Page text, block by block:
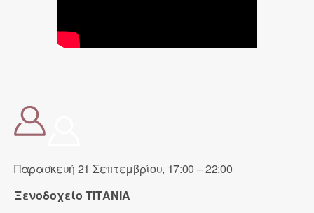
Παρασκευή 21 Σεπτεμβρίου, 17:00 – 22:00
Ξενοδοχείο ΤΙΤΑΝΙΑ